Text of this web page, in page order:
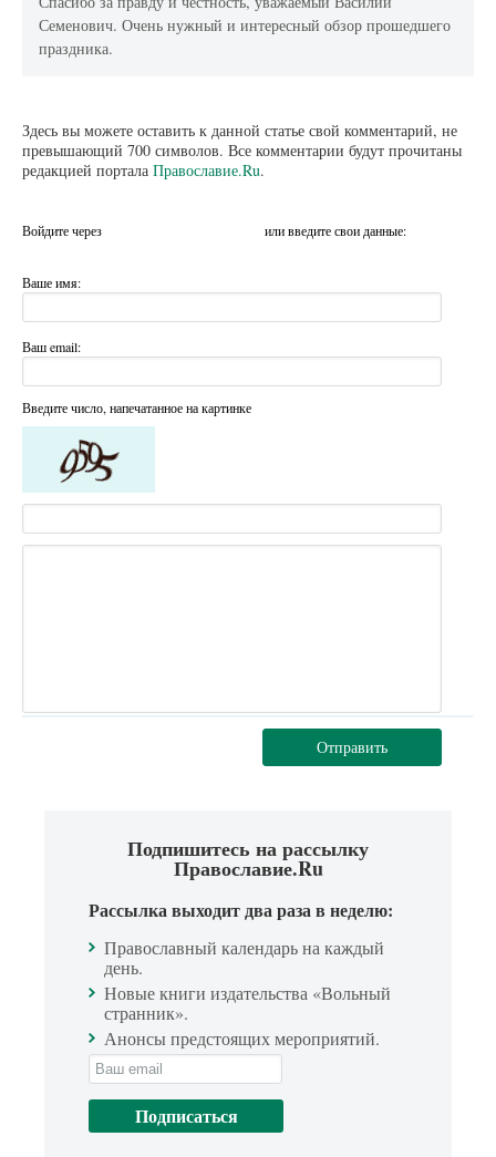
Семенович. Очень нужный и интересный обзор прошедшего
праздника.
Здесь вы можете оставить к данной статье свой комментарий, не
превышающий 700 символов. Все комментарии будут прочитаны
редакцией портала Православие.Ru.
Войдите через или введите свои данные:
Ваше имя:
Ваш email:
Введите число, напечатанное на картинке
Отправить
Подпишитесь на рассылку
Православие.Ru
Рассылка выходит два раза в неделю:
Православный календарь на каждый
день.
Новые книги издательства «Вольный
странник».
Анонсы предстоящих мероприятий.